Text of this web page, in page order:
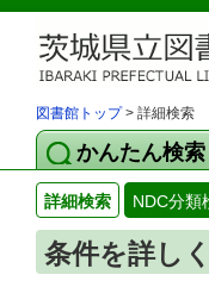
図書館トップ> 詳細検索
かんたん検索
詳細検索 NDC分類
条件を詳し